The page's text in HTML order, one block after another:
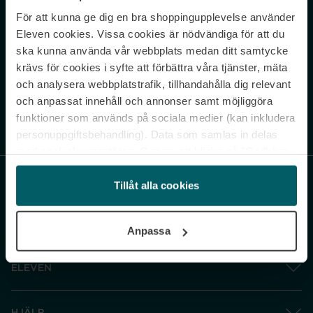
För att kunna ge dig en bra shoppingupplevelse använder
Eleven cookies. Vissa cookies är nödvändiga för att du
ska kunna använda vår webbplats medan ditt samtycke
krävs för cookies i syfte att förbättra våra tjänster, mäta
och analysera webbplatstrafik, tillhandahålla dig relevant
och anpassat innehåll och annonser samt möjliggöra
funktioner som används på sociala medier (kan inkludera
personuppgiftsbehandling). Data som samlas in delas
och gå vidare” accepterar du samtliga cookies medan du
under ”Inställningar” kan anpassa användningen av
cookies. Du kan återkalla ditt samtycke när som helst.
Tillåt alla cookies
Anpassa
Never miss a beat.
Sign up to our newsletter.
Genom att prenumerera accepterar du vår Integritetspolicy. Avprenumerera
ELEVEN